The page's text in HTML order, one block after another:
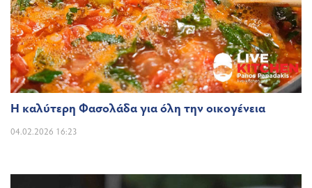
Η καλύτερη Φασολάδα για όλη την οικογένεια
04.02.2026 16:23